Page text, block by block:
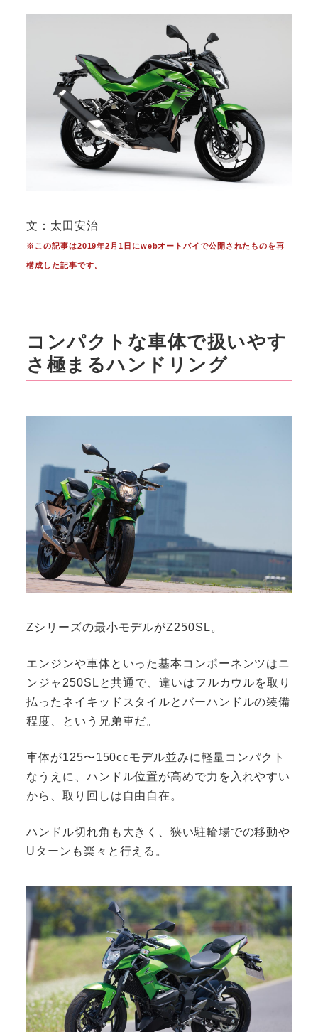
文：太田安治
※この記事は2019年2月1日にwebオートバイで公開されたものを再
構成した記事です。
コンパクトな車体で扱いやす
さ極まるハンドリング
Zシリーズの最小モデルがZ250SL。
エンジンや車体といった基本コンポーネンツはニ
ンジャ250SLと共通で、違いはフルカウルを取り
払ったネイキッドスタイルとバーハンドルの装備
程度、という兄弟車だ。
車体が125〜150ccモデル並みに軽量コンパクト
なうえに、ハンドル位置が高めで力を入れやすい
から、取り回しは自由自在。
ハンドル切れ角も大きく、狭い駐輪場での移動や
Uターンも楽々と行える。